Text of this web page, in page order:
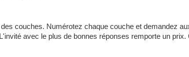
couches. Numérotez chaque couche et demandez
avec le plus de bonnes réponses remporte un